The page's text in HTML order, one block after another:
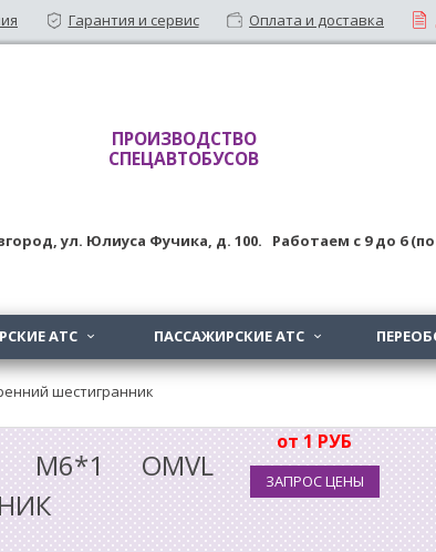
Гарантия и сервис Оплата и доставка
ПРОИЗВОДСТВО
СПЕЦАВТОБУСОВ
,ул. Юлиуса Фучика, д. 100. Работаем с 9до 6
АТС  ПАССАЖИРСКИЕ АТС 
шестигранник
M6*1 OMVL
от 1 РУБ
ЗАПРОС ЦЕНЫ